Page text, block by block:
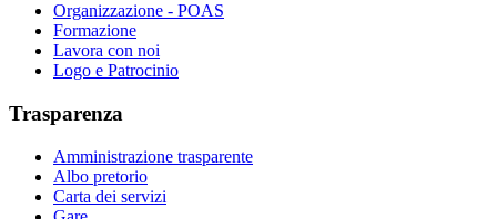
Organizzazione - POAS
Formazione
Lavora con noi
Logo e Patrocinio
Trasparenza
Amministrazione trasparente
Albo pretorio
Carta dei servizi